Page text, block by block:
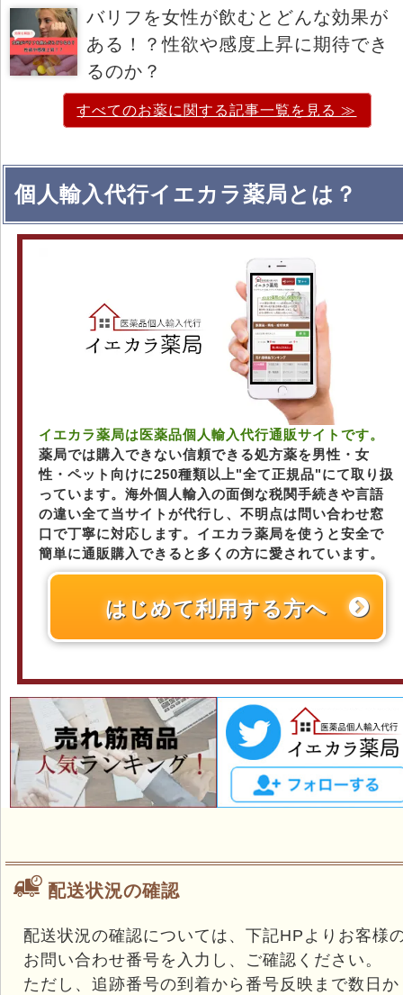
バリフを女性が飲むとどんな効果が
ある！？性欲や感度上昇に期待でき
るのか？
すべてのお薬に関する記事一覧を見る ≫
個人輸入代行イエカラ薬局とは？
イエカラ薬局は医薬品個人輸入代行通販サイトです。
薬局では購入できない信頼できる処方薬を男性・女
性・ペット向けに250種類以上"全て正規品"にて取り扱
っています。海外個人輸入の面倒な税関手続きや言語
の違い全て当サイトが代行し、不明点は問い合わせ窓
口で丁寧に対応します。イエカラ薬局を使うと安全で
簡単に通販購入できると多くの方に愛されています。
はじめて利用する方へ
配送状況の確認
配送状況の確認については、下記HPよりお客様
お問い合わせ番号を入力し、ご確認ください。
ただし、追跡番号の到着から番号反映まで数日か